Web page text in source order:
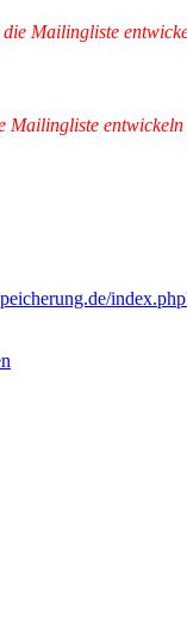
Mailingliste
Mailingliste entwickeln